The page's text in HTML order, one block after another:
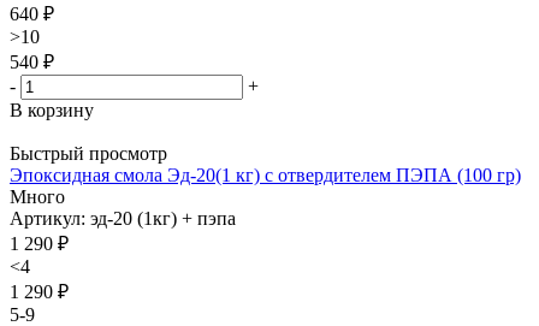
640 ₽
>10
540 ₽
-
+
В корзину
Быстрый просмотр
Эпоксидная смола Эд-20(1 кг) с отвердителем ПЭПА (100 гр)
Много
Артикул: эд-20 (1кг) + пэпа
1 290 ₽
<4
1 290 ₽
5-9